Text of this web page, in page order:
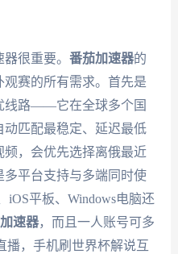
很重要。 番茄加速器的
赛的所有需求。首先是
线路——它在全球多个国
匹配最稳定、延迟最低
，会优先选择离俄最近
平台支持与多端同时使
平板、Windows电脑还
速器，而且一人账号可多
播，手机刷世界杯解说互